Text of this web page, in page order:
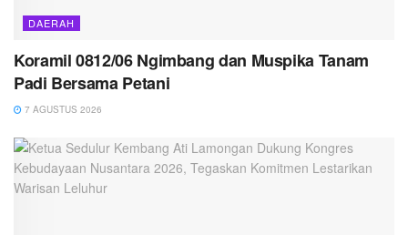
DAERAH
Koramil 0812/06 Ngimbang dan Muspika Tanam
Padi Bersama Petani
7 AGUSTUS 2026